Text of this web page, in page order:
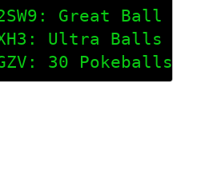
Great Ball
Ultra Balls
30 Pokeballs